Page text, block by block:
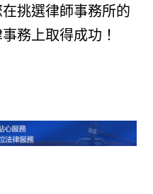
挑選律師事務所的
務上取得成功！